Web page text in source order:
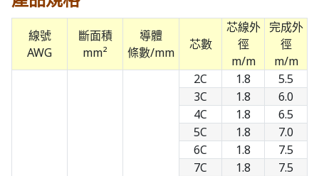
線號
AWG
斷面積
mm²
導體
條數/mm
芯數
芯線外
徑
m/m
完成外
徑
m/m
2C 1.8
5.5
3C
1.8
6.0
4C
1.8
6.5
5C
1.8
7.0
6C
1.8
7.5
7C
1.8
7.5